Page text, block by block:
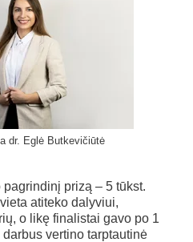
dr. Eglė Butkevičiūtė
prizą – 5 tūkst.
atiteko dalyviui,
o likę finalistai gavo po 1
vertino tarptautinė